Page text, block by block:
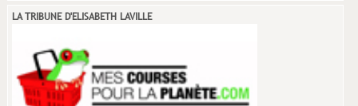
LA TRIBUNE D'ELISABETH LAVILLE